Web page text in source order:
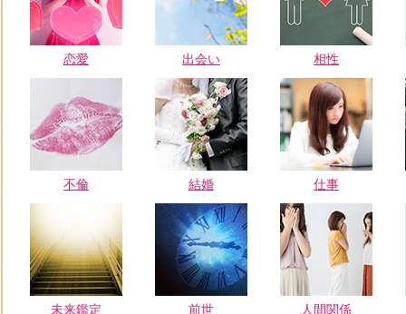
恋愛 出会い 相性
不倫 結婚 仕事
未来鑑定 前世 人間関係